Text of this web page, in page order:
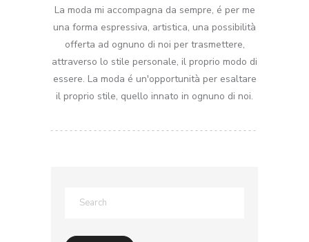
La moda mi accompagna da sempre, é per me
una forma espressiva, artistica, una possibilità
offerta ad ognuno di noi per trasmettere,
attraverso lo stile personale, il proprio modo di
essere. La moda é un'opportunità per esaltare
il proprio stile, quello innato in ognuno di noi.